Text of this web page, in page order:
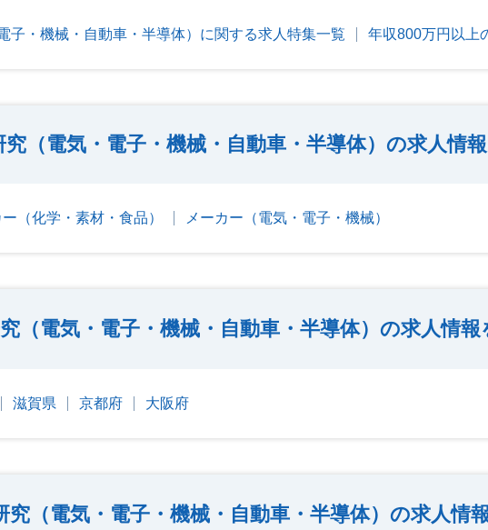
子・機械・自動車・半導体）に関する求人特集一覧 年収800万円以上
究（電気・電子・機械・自動車・半導体）の求人情
ー（化学・素材・食品） メーカー（電気・電子・機械）
（電気・電子・機械・自動車・半導体）の求人情
滋賀県 京都府 大阪府
究（電気・電子・機械・自動車・半導体）の求人情